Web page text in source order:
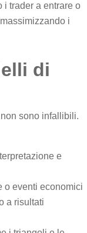
i trader a entrare o
i
di
sono infallibili.
e
o eventi economici
a risultati